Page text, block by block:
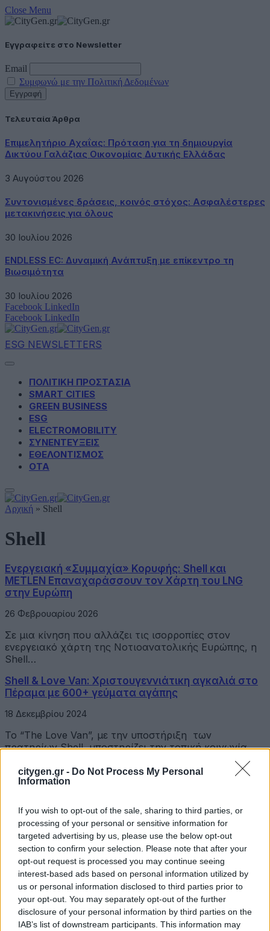
citygen.gr - Do Not Process My Personal
Information
If you wish to opt-out of the sale, sharing to third parties, or
processing of your personal or sensitive information for
targeted advertising by us, please use the below opt-out
section to confirm your selection. Please note that after your
opt-out request is processed you may continue seeing
interest-based ads based on personal information utilized by
us or personal information disclosed to third parties prior to
your opt-out. You may separately opt-out of the further
disclosure of your personal information by third parties on the
IAB’s list of downstream participants. This information may
Close Menu
Εγγραφείτε στο Newsletter
Email
Συμφωνώ με την Πολιτική Δεδομένων
Τελευταία Άρθρα
Επιμελητήριο Αχαΐας: Πρόταση για τη δημιουργία
Δικτύου Γαλάζιας Οικονομίας Δυτικής Ελλάδας
3 Αυγούστου 2026
Συντονισμένες δράσεις, κοινός στόχος: Ασφαλέστερες
μετακινήσεις για όλους
30 Ιουλίου 2026
ENDLESS EC: Δυναμική Ανάπτυξη με επίκεντρο τη
Βιωσιμότητα
30 Ιουλίου 2026
Facebook LinkedIn
Facebook LinkedIn
ESG NEWSLETTERS
ΠΟΛΙΤΙΚΗ ΠΡΟΣΤΑΣΙΑ
SMART CITIES
GREEN BUSINESS
ESG
ELECTROMOBILITY
ΣΥΝΕΝΤΕΥΞΕΙΣ
ΕΘΕΛΟΝΤΙΣΜΟΣ
ΟΤΑ
Αρχική » Shell
Shell
Ενεργειακή «Συμμαχία» Κορυφής: Shell και
METLEN Επαναχαράσσουν τον Χάρτη του LNG
στην Ευρώπη
26 Φεβρουαρίου 2026
Σε μια κίνηση που αλλάζει τις ισορροπίες στον
ενεργειακό χάρτη της Νοτιοανατολικής Ευρώπης, η
Shell…
Shell & Love Van: Χριστουγεννιάτικη αγκαλιά στο
Πέραμα με 600+ γεύματα αγάπης
18 Δεκεμβρίου 2024
Το “The Love Van”, με την υποστήριξη των
πρατηρίων Shell, υποστηρίζει την τοπική κοινωνία
Επιμελητήριο Αχαΐας: Πρόταση για τη δημιουργία
Δικτύου Γαλάζιας Οικονομίας Δυτικής Ελλάδας
3 Αυγούστου 2026
Συντονισμένες δράσεις, κοινός στόχος: Ασφαλέστερες
μετακινήσεις για όλους
30 Ιουλίου 2026